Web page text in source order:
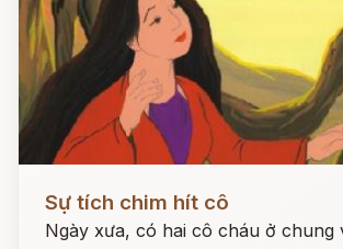
Sự tích chim hít cô
Ngày xưa, có hai cô cháu ở chung